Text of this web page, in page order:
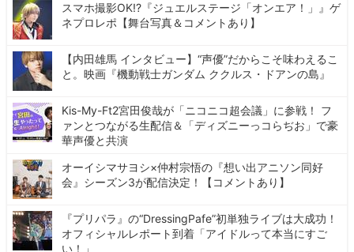
スマホ撮影OK!?『ジュエルステージ「オンエア！」』ゲ
ネプロレポ【舞台写真＆コメントあり】
【内田雄馬 インタビュー】“声優”だからこそ味わえるこ
と。映画『機動戦士ガンダム ククルス・ドアンの島』
Kis-My-Ft2宮田俊哉が「ニコニコ超会議」に参戦！ フ
ァンとつながる生配信＆「ディズニーっコらぢお」で豪
華声優と共演
オーイシマサヨシ×仲村宗悟の『想い出アニソン同好
会』シーズン3が配信決定！【コメントあり】
『プリパラ』の“DressingPafe”初単独ライブは大成功！
オフィシャルレポート到着「アイドルって本当にすご
い！」